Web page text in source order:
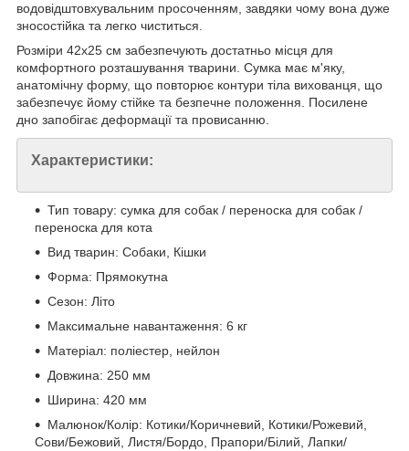
водовідштовхувальним просоченням, завдяки чому вона дуже
зносостійка та легко чиститься.
Розміри 42x25 см забезпечують достатньо місця для
комфортного розташування тварини. Сумка має м'яку,
анатомічну форму, що повторює контури тіла вихованця, що
забезпечує йому стійке та безпечне положення. Посилене
дно запобігає деформації та провисанню.
Характеристики:
Тип товару: сумка для собак / переноска для собак /
переноска для кота
Вид тварин: Собаки, Кішки
Форма: Прямокутна
Сезон: Літо
Максимальне навантаження: 6 кг
Матеріал: поліестер, нейлон
Довжина: 250 мм
Ширина: 420 мм
Малюнок/Колір: Котики/Коричневий, Котики/Рожевий,
Сови/Бежовий, Листя/Бордо, Прапори/Білий, Лапки/